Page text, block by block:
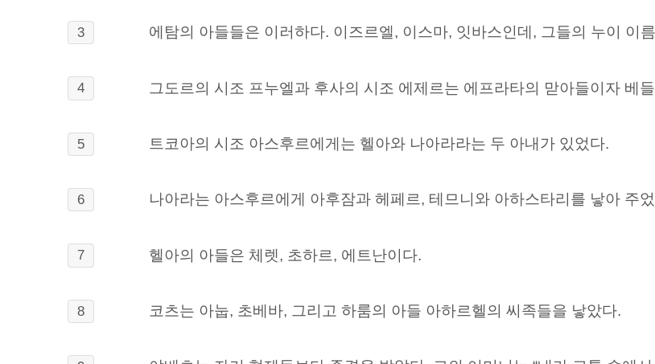
3 에탐의 아들들은 이러하다. 이즈르엘, 이스마, 잇바스인데, 그들의 누이 이
4 그도르의 시조 프누엘과 후사의 시조 에제르는 에프라타의 맏아들이자 베
5 트코아의 시조 아스후르에게는 헬아와 나아라라는 두 아내가 있었다.
6 나아라는 아스후르에게 아후잠과 헤페르, 테므니와 아하스타리를 낳아 주
7 헬아의 아들은 체렛, 초하르, 에트난이다.
8 코츠는 아눕, 초베바, 그리고 하룸의 아들 아하르헬의 씨족들을 낳았다.